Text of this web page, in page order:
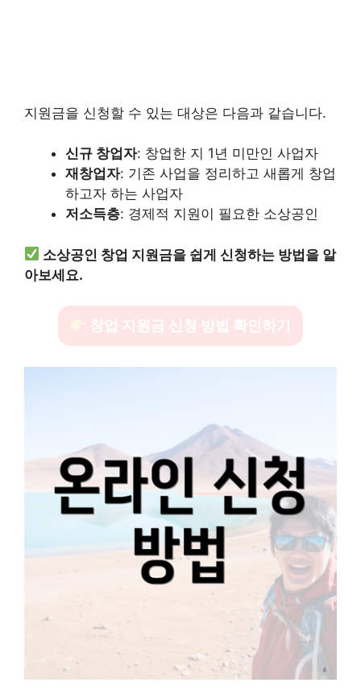
지원금을 신청할 수 있는 대상은 다음과 같습니다.
신규 창업자: 창업한 지 1년 미만인 사업자
재창업자: 기존 사업을 정리하고 새롭게 창업
하고자 하는 사업자
저소득층: 경제적 지원이 필요한 소상공인
소상공인 창업 지원금을 쉽게 신청하는 방법을 알
아보세요.
창업 지원금 신청 방법 확인하기